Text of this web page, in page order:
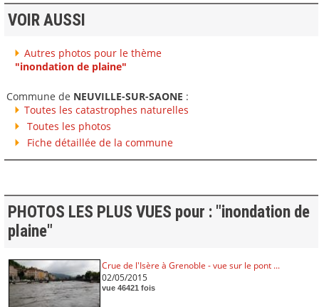
VOIR AUSSI
Autres photos pour le thème
"inondation de plaine"
Commune de NEUVILLE-SUR-SAONE :
Toutes les catastrophes naturelles
Toutes les photos
Fiche détaillée de la commune
PHOTOS LES PLUS VUES pour : "inondation de
plaine"
Crue de l'Isère à Grenoble - vue sur le pont ...
02/05/2015
vue 46421 fois